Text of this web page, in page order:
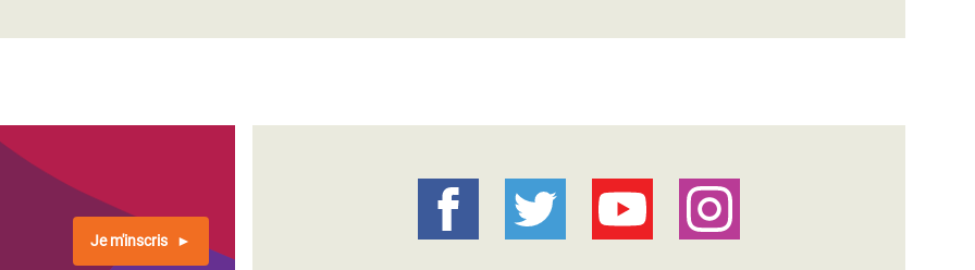
Yémen
Réfugié·es au
du Sud
Je m'inscris